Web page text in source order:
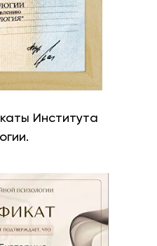
Института